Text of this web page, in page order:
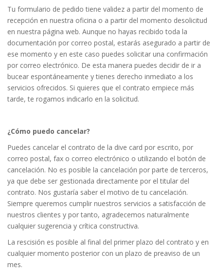
Tu formulario de pedido tiene validez a partir del momento de
recepción en nuestra oficina o a partir del momento desolicitud
en nuestra página web. Aunque no hayas recibido toda la
documentación por correo postal, estarás asegurado a partir de
ese momento y en este caso puedes solicitar una confirmación
por correo electrónico. De esta manera puedes decidir de ir a
bucear espontáneamente y tienes derecho inmediato a los
servicios ofrecidos. Si quieres que el contrato empiece más
tarde, te rogamos indicarlo en la solicitud.
¿Cómo puedo cancelar?
Puedes cancelar el contrato de la dive card por escrito, por
correo postal, fax o correo electrónico o utilizando el botón de
cancelación. No es posible la cancelación por parte de terceros,
ya que debe ser gestionada directamente por el titular del
contrato. Nos gustaría saber el motivo de tu cancelación.
Siempre queremos cumplir nuestros servicios a satisfacción de
nuestros clientes y por tanto, agradecemos naturalmente
cualquier sugerencia y crítica constructiva.
La rescisión es posible al final del primer plazo del contrato y en
cualquier momento posterior con un plazo de preaviso de un
mes.